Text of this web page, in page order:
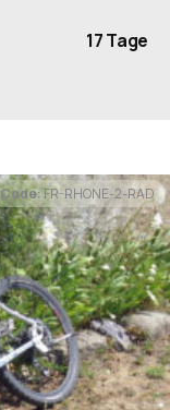
17 Tage
Code:FR-RHONE-2-RAD